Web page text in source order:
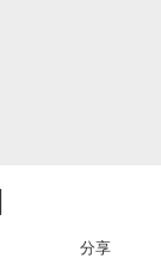
分享